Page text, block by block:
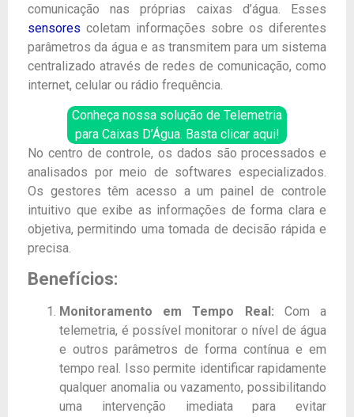
comunicação nas próprias caixas d’água. Esses
sensores coletam informações sobre os diferentes
parâmetros da água e as transmitem para um sistema
centralizado através de redes de comunicação, como
internet, celular ou rádio frequência.
Conheça nossa solução de Telemetria
para Caixas D’Água. Basta clicar aqui!
No centro de controle, os dados são processados e
analisados por meio de softwares especializados.
Os gestores têm acesso a um painel de controle
intuitivo que exibe as informações de forma clara e
objetiva, permitindo uma tomada de decisão rápida e
precisa.
Benefícios:
Monitoramento em Tempo Real: Com a
telemetria, é possível monitorar o nível de água
e outros parâmetros de forma contínua e em
tempo real. Isso permite identificar rapidamente
qualquer anomalia ou vazamento, possibilitando
uma intervenção imediata para evitar